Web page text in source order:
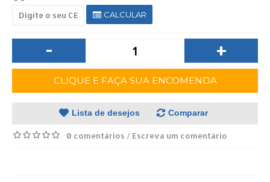
CALCULAR
- +
CLIQUE E FAÇA SUA ENCOMENDA
Lista de desejos Comparar
0 comentários / Escreva um comentário